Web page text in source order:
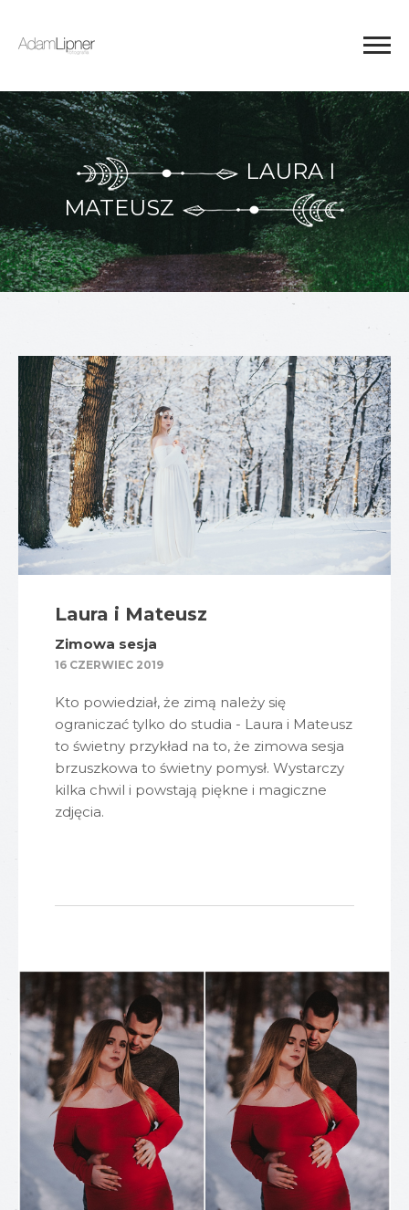
LAURA I
MATEUSZ
Laura i Mateusz
Zimowa sesja
16 CZERWIEC 2019
Kto powiedział, że zimą należy się
ograniczać tylko do studia - Laura i Mateusz
to świetny przykład na to, że zimowa sesja
brzuszkowa to świetny pomysł. Wystarczy
kilka chwil i powstają piękne i magiczne
zdjęcia.